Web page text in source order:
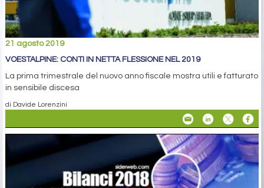
21 agosto 2019
VOESTALPINE: CONTI IN NETTA FLESSIONE NEL 2019
La prima trimestrale del nuovo anno fiscale mostra utili e fatturato
in sensibile discesa
di Davide Lorenzini